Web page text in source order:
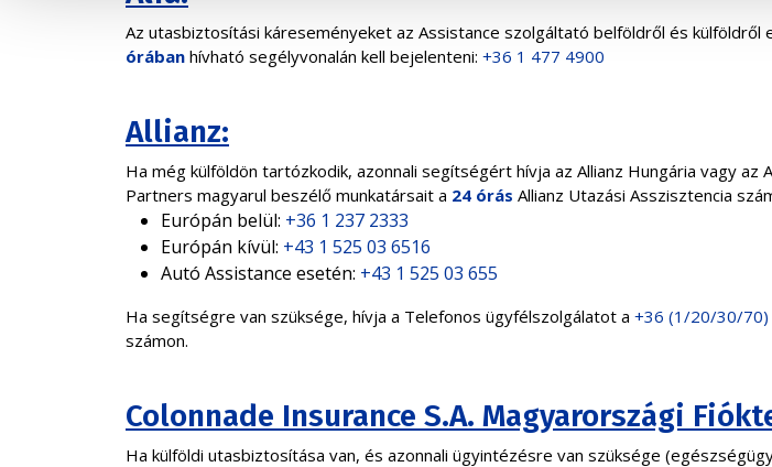
Az utasbiztosítási káreseményeket az Assistance szolgáltató belföldről és külföldről
órában hívható segélyvonalán kell bejelenteni: +36 1 477 4900
Allianz:
Ha még külföldön tartózkodik, azonnali segítségért hívja az Allianz Hungária vagy az
Partners magyarul beszélő munkatársait a 24 órás Allianz Utazási Asszisztencia
Európán belül: +36 1 237 2333
Európán kívül: +43 1 525 03 6516
Autó Assistance esetén: +43 1 525 03 655
Ha segítségre van szüksége, hívja a Telefonos ügyfélszolgálatot a +36 (1/20/30/70)
számon.
Colonnade Insurance S.A. Magyarországi
Ha külföldi utasbiztosítása van, és azonnali ügyintézésre van szüksége